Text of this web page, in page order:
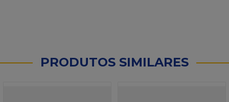
PRODUTOS SIMILARES